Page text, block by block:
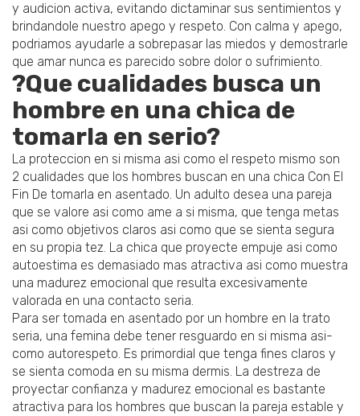
y audicion activa, evitando dictaminar sus sentimientos y
brindandole nuestro apego y respeto. Con calma y apego,
podri­amos ayudarle a sobrepasar las miedos y demostrarle
que amar nunca es parecido sobre dolor o sufrimiento.
?Que cualidades busca un
hombre en una chica de
tomarla en serio?
La proteccion en si misma asi­ como el respeto mismo son
2 cualidades que los hombres buscan en una chica Con El
Fin De tomarla en asentado. Un adulto desea una pareja
que se valore asi­ como ame a si misma, que tenga metas
asi­ como objetivos claros asi­ como que se sienta segura
en su propia tez. La chica que proyecte empuje asi­ como
autoestima es demasiado mas atractiva asi­ como muestra
una madurez emocional que resulta excesivamente
valorada en una contacto seria.
Para ser tomada en asentado por un hombre en la trato
seria, una femina debe tener resguardo en si misma asi­
como autorespeto. Es primordial que tenga fines claros y
se sienta comoda en su misma dermis. La destreza de
proyectar confianza y madurez emocional es bastante
atractiva para los hombres que buscan la pareja estable y